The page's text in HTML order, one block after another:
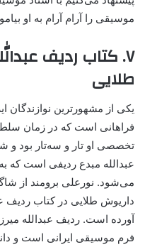
موسیقی را آرام آرام به او
۷. کتاب ردیف
طلایی
یکی از مشهورترین نوازندگان
فراهانی است که در زمان
تخصصی او تار و سه‌تار بود و
عبدالله مبدع ردیفی است که
می‌شود. نورعلی برومند از
داریوش طلایی در کتاب ردیف
آورده است. ردیف عبدالله
فرم موسیقی ایرانی است و